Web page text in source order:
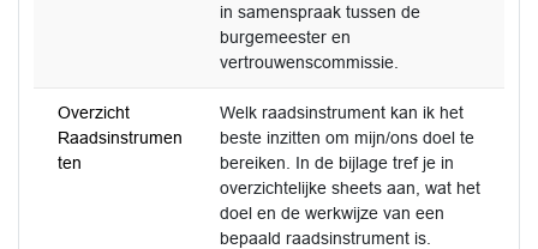
in samenspraak tussen de
burgemeester en
vertrouwenscommissie.
Overzicht
Raadsinstrumen
ten
Welk raadsinstrument kan ik het
beste inzitten om mijn/ons doel te
bereiken. In de bijlage tref je in
overzichtelijke sheets aan, wat het
doel en de werkwijze van een
bepaald raadsinstrument is.